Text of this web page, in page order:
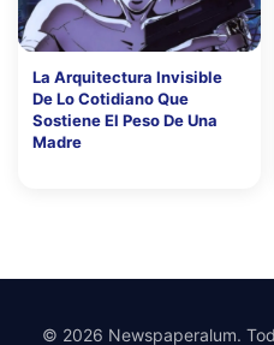
La Arquitectura Invisible
De Lo Cotidiano Que
Sostiene El Peso De Una
Madre
© 2026 Newspaperalum.